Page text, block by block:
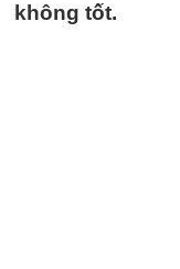
không tốt.